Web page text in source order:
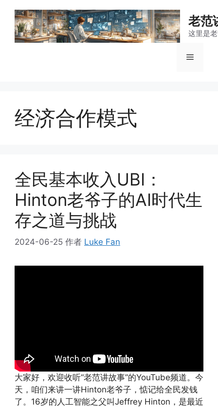
老范
这里是
菜
经济合作模式
全民基本收入UBI：
Hinton老爷子的AI时代生
存之道与挑战
2024-06-25 作者 Luke Fan
大家好，欢迎收听“老范讲故事”的YouTube频道。今
天，咱们来讲一讲Hinton老爷子，惦记给全民发钱
了。16岁的人工智能之父叫Jeffrey Hinton，是最近